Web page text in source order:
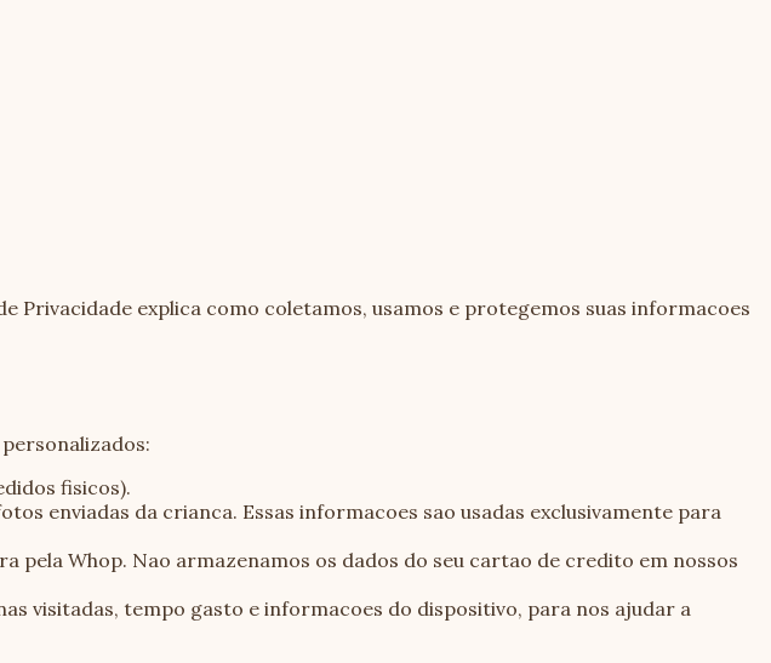
Privacidade explica como coletamos, usamos e protegemos suas informacoes
fisicos).
enviadas da crianca. Essas informacoes sao usadas exclusivamente para
pela Whop. Nao armazenamos os dados do seu cartao de credito em nossos
visitadas, tempo gasto e informacoes do dispositivo, para nos ajudar a